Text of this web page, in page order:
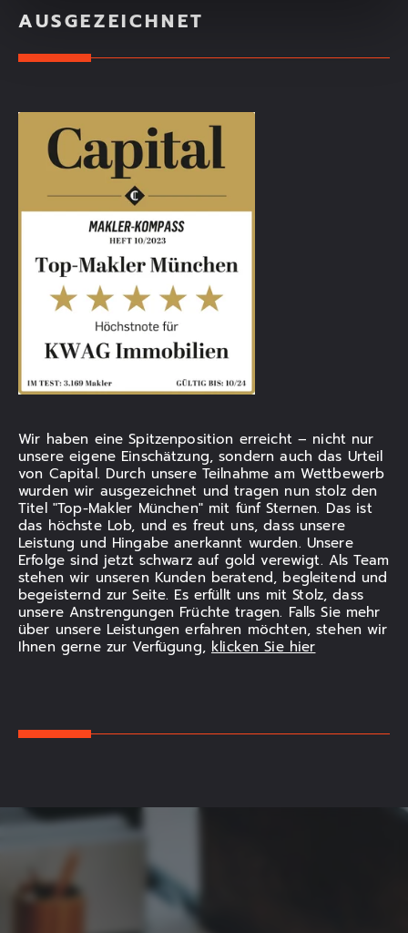
AUSGEZEICHNET
Wir haben eine Spitzenposition erreicht – nicht nur
unsere eigene Einschätzung, sondern auch das Urteil
von Capital. Durch unsere Teilnahme am Wettbewerb
wurden wir ausgezeichnet und tragen nun stolz den
Titel "Top-Makler München" mit fünf Sternen. Das ist
das höchste Lob, und es freut uns, dass unsere
Leistung und Hingabe anerkannt wurden. Unsere
Erfolge sind jetzt schwarz auf gold verewigt. Als Team
stehen wir unseren Kunden beratend, begleitend und
begeisternd zur Seite. Es erfüllt uns mit Stolz, dass
unsere Anstrengungen Früchte tragen. Falls Sie mehr
über unsere Leistungen erfahren möchten, stehen wir
Ihnen gerne zur Verfügung, klicken Sie hier